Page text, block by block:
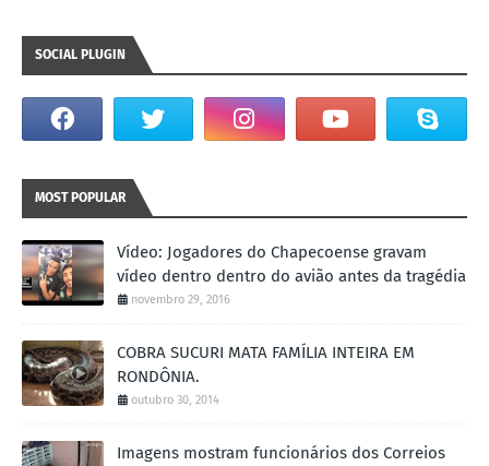
SOCIAL PLUGIN
MOST POPULAR
Vídeo: Jogadores do Chapecoense gravam
vídeo dentro dentro do avião antes da tragédia
novembro 29, 2016
COBRA SUCURI MATA FAMÍLIA INTEIRA EM
RONDÔNIA.
outubro 30, 2014
Imagens mostram funcionários dos Correios